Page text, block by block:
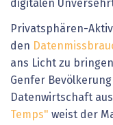
digitalen
Privatsphären-
den
ans Licht zu
Genfer
Datenwirtschaft
Temps" weist der